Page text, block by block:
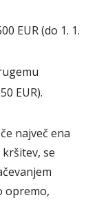
EUR (do 1. 1.
EUR).
največ ena
se
opremo,